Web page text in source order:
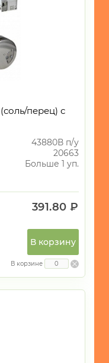
перец) с
43880В п/у
20663
Больше 1 уп.
391.80 ₽
В корзину
В корзине